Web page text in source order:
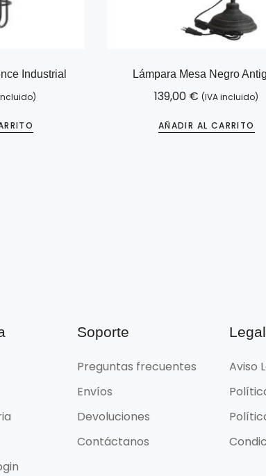
Industrial Lámpara Mesa Negro
139,00 € (IVA incluido)
AÑADIR AL CARRITO
Soporte
Preguntas frecuentes
Envíos
Devoluciones
Contáctanos
Legal
Aviso